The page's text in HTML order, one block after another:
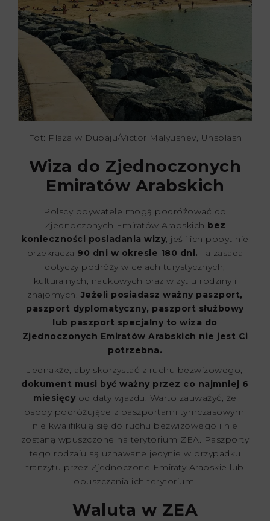
Fot: Plaża w Dubaju/Victor Malyushev, Unsplash
Wiza do Zjednoczonych
Emiratów Arabskich
Polscy obywatele mogą podróżować do
Zjednoczonych Emiratów Arabskich bez
konieczności posiadania wizy, jeśli ich pobyt nie
przekracza 90 dni w okresie 180 dni. Ta zasada
dotyczy podróży w celach turystycznych,
kulturalnych, naukowych oraz wizyt u rodziny i
znajomych. Jeżeli posiadasz ważny paszport,
paszport dyplomatyczny, paszport służbowy
lub paszport specjalny to wiza do
Zjednoczonych Emiratów Arabskich nie jest Ci
potrzebna.
Jednakże, aby skorzystać z ruchu bezwizowego,
dokument musi być ważny przez co najmniej 6
miesięcy od daty wjazdu. Warto zauważyć, że
osoby podróżujące z paszportami tymczasowymi
nie kwalifikują się do ruchu bezwizowego i nie
zostaną wpuszczone na terytorium ZEA. Paszporty
tego rodzaju są uznawane jedynie w przypadku
tranzytu przez Zjednoczone Emiraty Arabskie lub
opuszczania ich terytorium.
Waluta w ZEA